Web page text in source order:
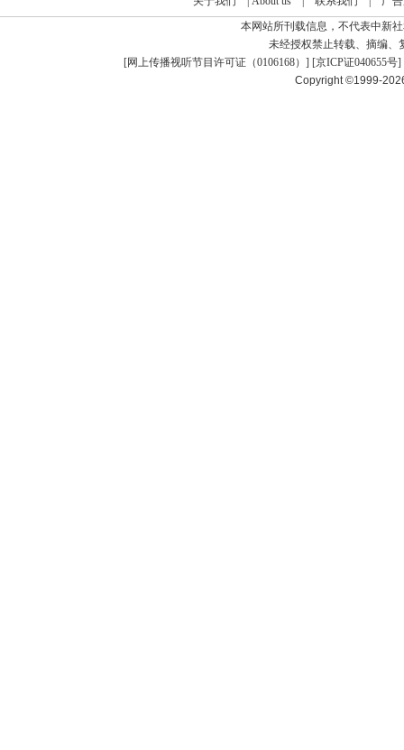
本网站所刊载信息，不代表中新
未经授权禁止转载、摘编、
[网上传播视听节目许可证（0106168） ] [京ICP证040655号]
Copyright ©1999-